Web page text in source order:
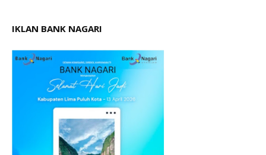
IKLAN BANK NAGARI